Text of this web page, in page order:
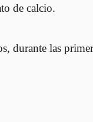
de calcio.
durante las